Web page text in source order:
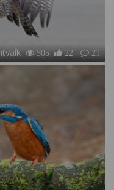
505 22 21